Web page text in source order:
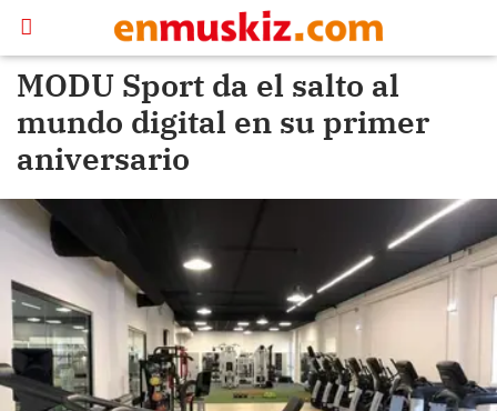
MODU Sport da el salto al
mundo digital en su primer
aniversario